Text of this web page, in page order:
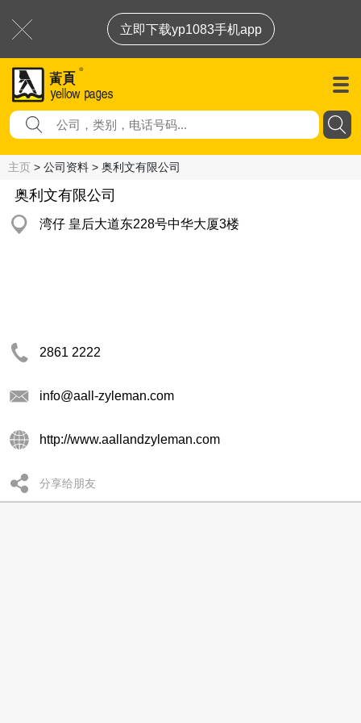
立即下载yp1083手机app
主页 > 公司资料 > 奥利文有限公司
奥利文有限公司
湾仔 皇后大道东228号中华大厦3楼
2861 2222
info@aall-zyleman.com
http://www.aallandzyleman.com
分享给朋友